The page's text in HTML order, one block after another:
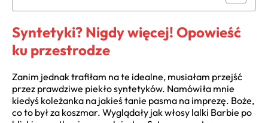
Syntetyki? Nigdy więcej! Opowieść
ku przestrodze
Zanim jednak trafiłam na te idealne, musiałam przejść
przez prawdziwe piekło syntetyków. Namówiła mnie
kiedyś koleżanka na jakieś tanie pasma na imprezę. Boże,
co to był za koszmar. Wyglądały jak włosy lalki Barbie po